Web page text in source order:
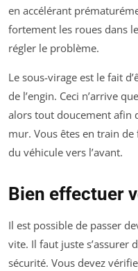
en accélérant
fortement les roues dans
régler le problème.
Le sous-virage est le fait
de l’engin. Ceci n’arrive
alors tout doucement afin
mur. Vous êtes en train
du véhicule vers l’avant.
Bien effectuer
Il est possible de passer
vite. Il faut juste s’assurer
sécurité. Vous devez